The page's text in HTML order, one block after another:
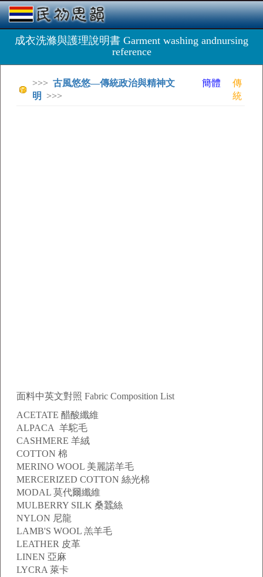
成衣洗滌與護理說明書 Garment washing andnursing
reference
>>> 古風悠悠—傳統政治與精神文
明
>>>
簡體
傳
統
面料中英文對照 Fabric Composition List
ACETATE 醋酸纖維
ALPACA 羊駝毛
CASHMERE 羊絨
COTTON 棉
MERINO WOOL 美麗諾羊毛
MERCERIZED COTTON 絲光棉
MODAL 莫代爾纖維
MULBERRY SILK 桑蠶絲
NYLON 尼龍
LAMB'S WOOL 羔羊毛
LEATHER 皮革
LINEN 亞麻
LYCRA 萊卡